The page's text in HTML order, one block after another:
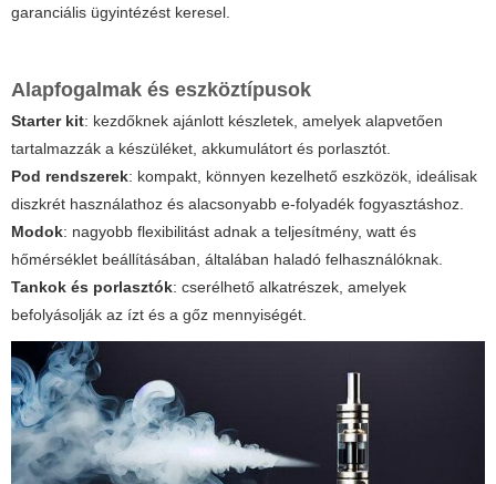
garanciális ügyintézést keresel.
Alapfogalmak és eszköztípusok
Starter kit: kezdőknek ajánlott készletek, amelyek alapvetően
tartalmazzák a készüléket, akkumulátort és porlasztót.
Pod rendszerek: kompakt, könnyen kezelhető eszközök, ideálisak
diszkrét használathoz és alacsonyabb e-folyadék fogyasztáshoz.
Modok: nagyobb flexibilitást adnak a teljesítmény, watt és
hőmérséklet beállításában, általában haladó felhasználóknak.
Tankok és porlasztók: cserélhető alkatrészek, amelyek
befolyásolják az ízt és a gőz mennyiségét.